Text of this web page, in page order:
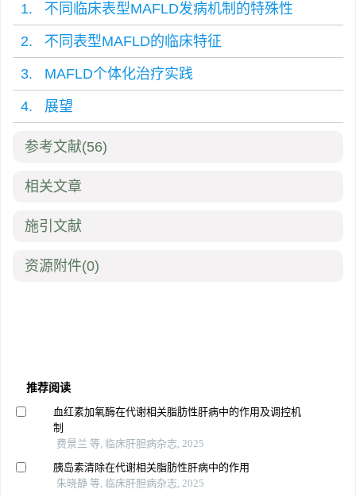
1. 不同临床表型MAFLD发病机制的特殊性
2. 不同表型MAFLD的临床特征
3. MAFLD个体化治疗实践
4. 展望
参考文献(56)
相关文章
施引文献
资源附件(0)
推荐阅读
血红素加氧酶在代谢相关脂肪性肝病中的作用及调控机
制
费景兰 等, 临床肝胆病杂志, 2025
胰岛素清除在代谢相关脂肪性肝病中的作用
朱晓静 等, 临床肝胆病杂志, 2025